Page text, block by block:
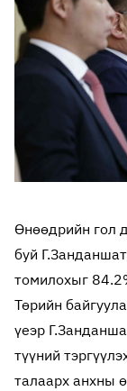
Өнөөдрийн гол
буй
томилохыг
Төрийн
үеэр
түүний
талаарх анхны